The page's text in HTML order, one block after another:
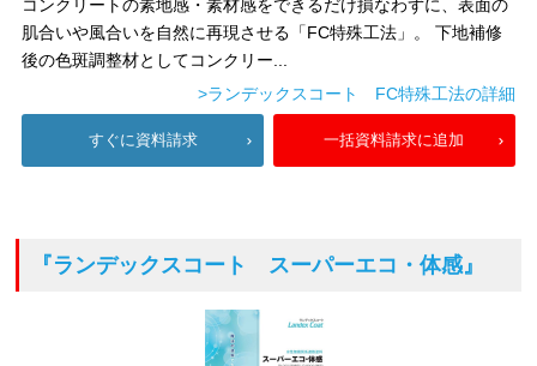
コンクリートの素地感・素材感をできるだけ損なわずに、表面の
肌合いや風合いを自然に再現させる「FC特殊工法」。 下地補修
後の色斑調整材としてコンクリー...
>ランデックスコート FC特殊工法の詳細
すぐに資料請求 一括資料請求に追加
『ランデックスコート スーパーエコ・体感』